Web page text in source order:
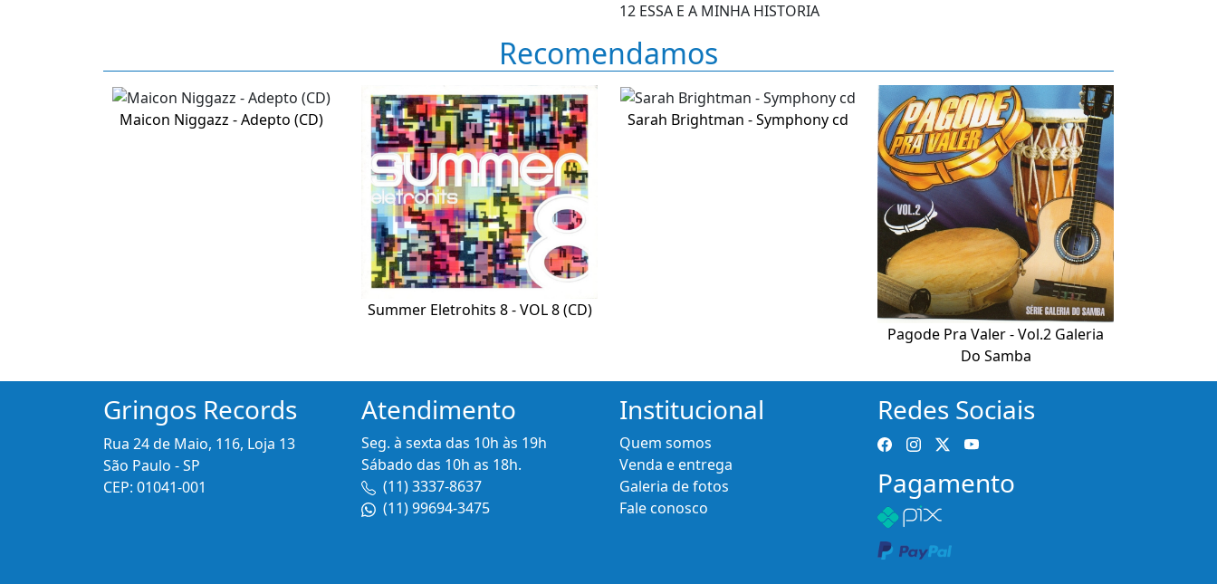
12 ESSA E A MINHA HISTORIA
Recomendamos
Maicon Niggazz - Adepto (CD)
Summer Eletrohits 8 - VOL 8 (CD)
Sarah Brightman - Symphony cd
Pagode Pra Valer - Vol.2 Galeria
Do Samba
Gringos Records
Rua 24 de Maio, 116, Loja 13
São Paulo - SP
CEP: 01041-001
Atendimento
Seg. à sexta das 10h às 19h
Sábado das 10h as 18h.
(11) 3337-8637
(11) 99694-3475
Institucional
Quem somos
Venda e entrega
Galeria de fotos
Fale conosco
Redes Sociais
Pagamento